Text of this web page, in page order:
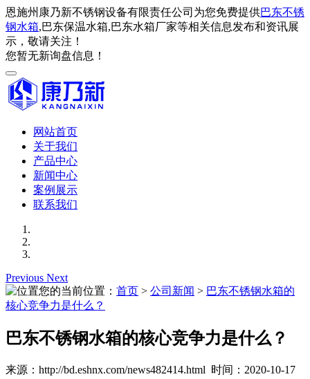
恩施州康乃新不锈钢设备有限责任公司为您免费提供巴东不锈
钢水箱,巴东保温水箱,巴东水箱厂家等相关信息发布和资讯展
示，敬请关注！
您暂无新询盘信息！
网站首页
关于我们
产品中心
新闻中心
案例展示
联系我们
Previous Next
您的当前位置： 首页 > 公司新闻 > 巴东不锈钢水箱的
核心竞争力是什么？
巴东不锈钢水箱的核心竞争力是什么？
来源：http://bd.eshnx.com/news482414.html 时间：2020-10-17